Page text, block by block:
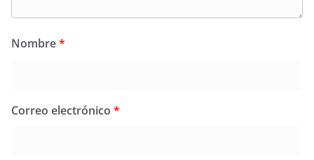
Nombre*
Correo electrónico *